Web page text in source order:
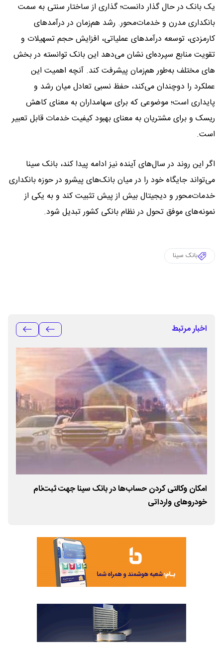
یک بانک در حال گذار دانست؛ گذاری از ساختار سنتی به سمت
بانکداری مدرن و خدمات‌محور. رشد هم‌زمان در درآمدهای
کارمزدی، توسعه درآمدهای عملیاتی، افزایش حجم تسهیلات و
تقویت منابع سپرده‌ای نشان می‌دهد این بانک توانسته در بخش
های مختلف به‌طور هم‌زمان پیشرفت کند. آنچه اهمیت این
عملکرد را دوچندان می‌کند، حفظ نسبی تعادل میان رشد و
پایداری است؛ موضوعی که برای سهامداران به معنای کاهش
ریسک و برای مشتریان به معنای بهبود کیفیت خدمات قابل تعبیر
است.
اگر این روند در سال‌های آینده نیز ادامه پیدا کند، بانک سینا
می‌تواند جایگاه خود را در میان بانک‌های پیشرو در حوزه بانکداری
خدمات‌محور و دیجیتال بیش از پیش تثبیت کند و به یکی از
نمونه‌های موفق تحول در نظام بانکی کشور تبدیل شود.
بانک سینا
اخبار مرتبط
امکان وکالتی کردن حساب‌ها در بانک سینا جهت ثبت‌نام
خودروهای وارداتی